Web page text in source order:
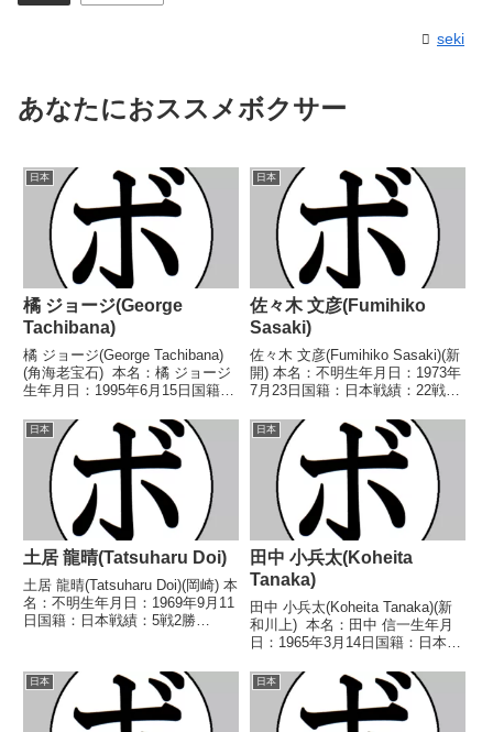
seki
あなたにおススメボクサー
日本
橘 ジョージ(George
Tachibana)
橘 ジョージ(George Tachibana)
(角海老宝石) 本名：橘 ジョージ
生年月日：1995年6月15日国籍：
敗 【獲得タイトル】2018年度全
日本ライト級新人王 【戦歴】
2016/02/17...
日本
佐々木 文彦(Fumihiko
Sasaki)
佐々木 文彦(Fumihiko Sasaki)(新
開) 本名：不明生年月日：1973年
7月23日国籍：日本戦績：22戦9
し 【戦歴】1993/04/01 ○4R判
定 2-0(40-39、40-39、39-3...
日本
土居 龍晴(Tatsuharu Doi)
土居 龍晴(Tatsuharu Doi)(岡崎) 本
名：不明生年月日：1969年9月11
日国籍：日本戦績：5戦2勝
4RKO 高松 久一(松
田)1991/06/14 ●1R...
日本
田中 小兵太(Koheita
Tanaka)
田中 小兵太(Koheita Tanaka)(新
和川上) 本名：田中 信一生年月
日：1965年3月14日国籍：日本戦
得タイトル】1984年度全日本ス
ーパーフライ級新人王第45代日
本バンタム級王座 ...
日本 日本